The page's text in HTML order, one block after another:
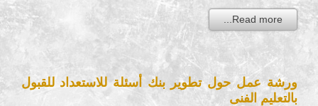
Read more...
ورشة عمل حول تطوير بنك أسئلة للاستعداد للقبول
بالتعليم الفنى